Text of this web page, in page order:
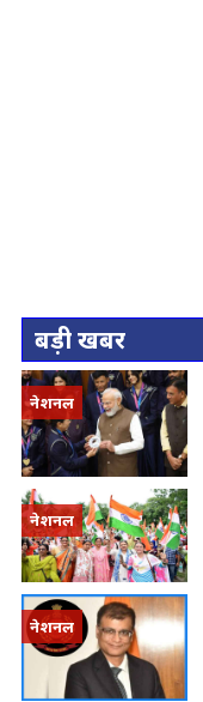
बड़ी खबर
नेशनल
नेशनल
नेशनल